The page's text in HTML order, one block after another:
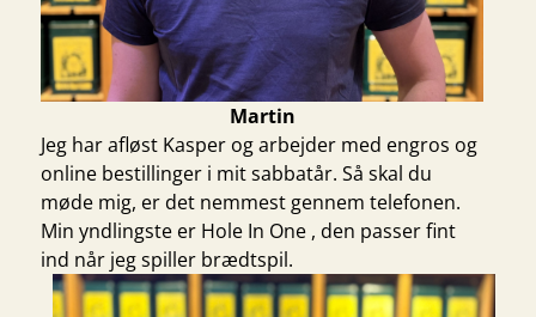
Martin
Jeg har afløst Kasper og arbejder med engros og
online bestillinger i mit sabbatår. Så skal du
møde mig, er det nemmest gennem telefonen.
Min yndlingste er Hole In One , den passer fint
ind når jeg spiller brædtspil.